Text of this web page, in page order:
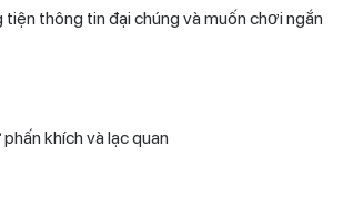
thông tin đại chúng và muốn chơi ngắn
khích và lạc quan